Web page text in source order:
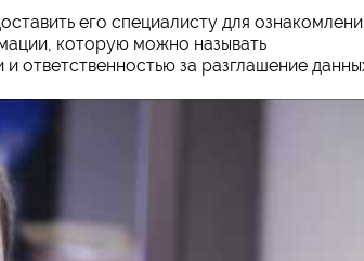
его специалисту для
которую можно называть
ответственностью за разглашение